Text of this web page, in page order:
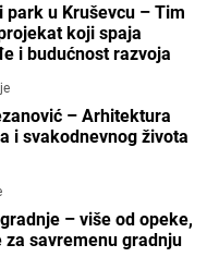
park u Kruševcu – Tim
koji spaja
i budućnost razvoja
– Arhitektura
i svakodnevnog života
– više od opeke,
savremenu gradnju